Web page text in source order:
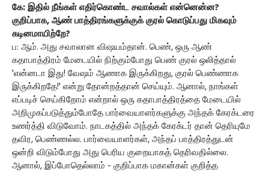
கே: இதில் நீங்கள் எதிர்கொண்ட சவால்கள் என்னென்ன?
குறிப்பாக, ஆண் பாத்திரங்களுக்குக் குரல் கொடுப்பது மிகவும்
கடினமாயிற்றே?
ப: ஆம். அது சவாலான விஷயம்தான். பெண், ஒரு ஆண்
கதாபாத்திரம் மேடையில் நிற்கும்போது பெண் குரல் ஒலித்தால்
'என்னடா இது! வேஷம் ஆணாக இருக்கிறது, குரல் பெண்ணாக
இருக்கிறதே!' என்று தோன்றத்தான் செய்யும். ஆனால், நாங்கள்
எப்படிச் செய்கிறோம் என்றால் ஒரு கதாபாத்திரத்தை மேடையில்
அறிமுகப்படுத்தும்போதே பார்வையாளர்களுக்கு அந்தக் கேரக்டரை
உணர்த்தி விடுவோம். நாடகத்தில் அந்தக் கேரக்டர் தான் தெரியுமே
தவிர, பெண்ணல்ல. பார்வையாளர்கள், அந்தப் பாத்திரத்துடன்
ஒன்றி விடும்போது அது பெரிய குறையாகத் தெரிவதில்லை.
ஆனால், இப்போதெல்லாம் - குறிப்பாக மகான்கள் குறித்த